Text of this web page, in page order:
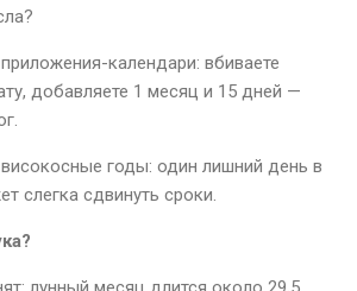
календари: вбиваете
добавляете 1 месяц и 15 дней —
годы: один лишний день в
слегка сдвинуть сроки.